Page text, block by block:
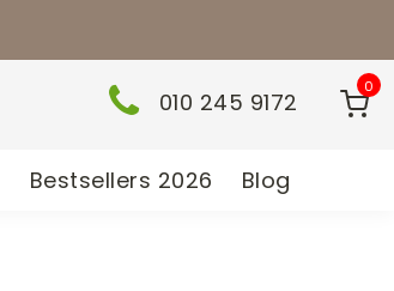
010 245 9172
0
Bestsellers 2026 Blog